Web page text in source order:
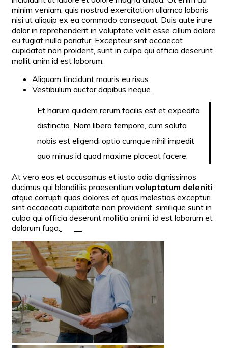
minim veniam, quis nostrud exercitation ullamco laboris
nisi ut aliquip ex ea commodo consequat. Duis aute irure
dolor in reprehenderit in voluptate velit esse cillum dolore
eu fugiat nulla pariatur. Excepteur sint occaecat
cupidatat non proident, sunt in culpa qui officia deserunt
mollit anim id est laborum.
Aliquam tincidunt mauris eu risus.
Vestibulum auctor dapibus neque.
Et harum quidem rerum facilis est et expedita
distinctio. Nam libero tempore, cum soluta
nobis est eligendi optio cumque nihil impedit
quo minus id quod maxime placeat facere.
At vero eos et accusamus et iusto odio dignissimos
ducimus qui blanditiis praesentium voluptatum deleniti
atque corrupti quos dolores et quas molestias excepturi
sint occaecati cupiditate non provident, similique sunt in
culpa qui officia deserunt mollitia animi, id est laborum et
dolorum fuga.